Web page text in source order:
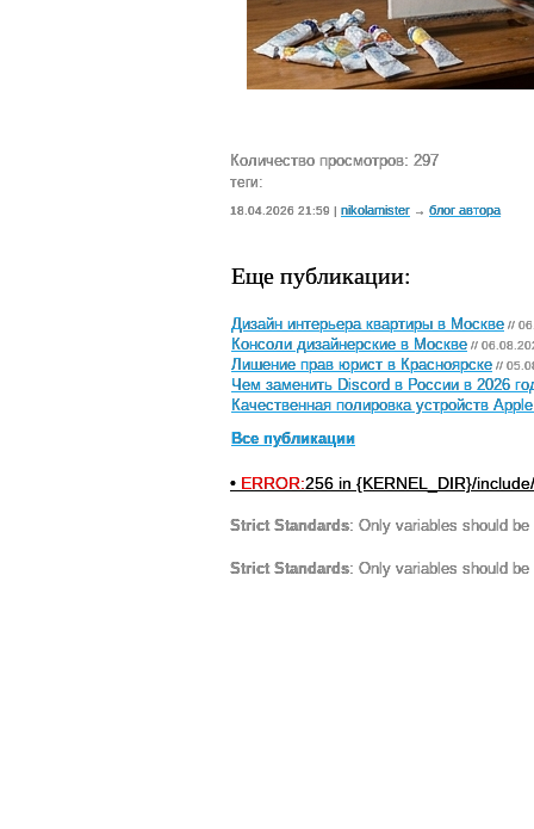
Количество просмотров: 297
теги:
18.04.2026 21:59 | nikolamister → блог автора
Еще публикации:
Дизайн интерьера квартиры в Москве //
Консоли дизайнерские в Москве //
Лишение прав юрист в Красноярске //
Чем заменить Discord в России в 2026
Качественная полировка устройств
Все публикации
• ERROR:256 in {KERNEL_DIR}/
Strict Standards: Only variables should
Strict Standards: Only variables should